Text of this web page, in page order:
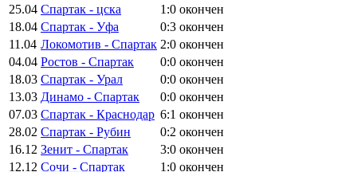
25.04 Спартак - цска 1:0 окончен
18.04 Спартак - Уфа 0:3 окончен
11.04 Локомотив - Спартак 2:0 окончен
04.04 Ростов - Спартак 0:0 окончен
18.03 Спартак - Урал 0:0 окончен
13.03 Динамо - Спартак 0:0 окончен
07.03 Спартак - Краснодар 6:1 окончен
28.02 Спартак - Рубин 0:2 окончен
16.12 Зенит - Спартак 3:0 окончен
12.12 Сочи - Спартак 1:0 окончен